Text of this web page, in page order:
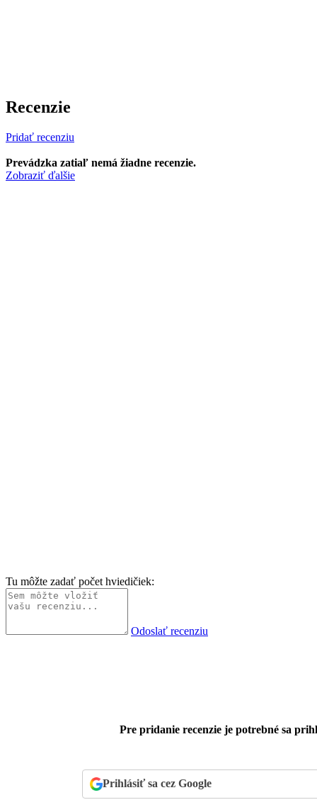
Recenzie
Pridať recenziu
Prevádzka zatiaľ nemá žiadne recenzie.
Zobraziť ďalšie
Tu môžte zadať počet hviedičiek:
Odoslať recenziu
Pre pridanie recenzie je potrebné sa
Prihlásiť sa cez Google